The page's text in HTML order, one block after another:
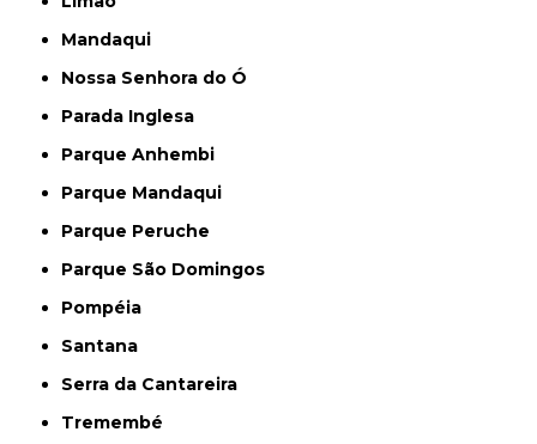
Mandaqui
Nossa Senhora do Ó
Parada Inglesa
Parque Anhembi
Parque Mandaqui
Parque Peruche
Parque São Domingos
Pompéia
Santana
Serra da Cantareira
Tremembé